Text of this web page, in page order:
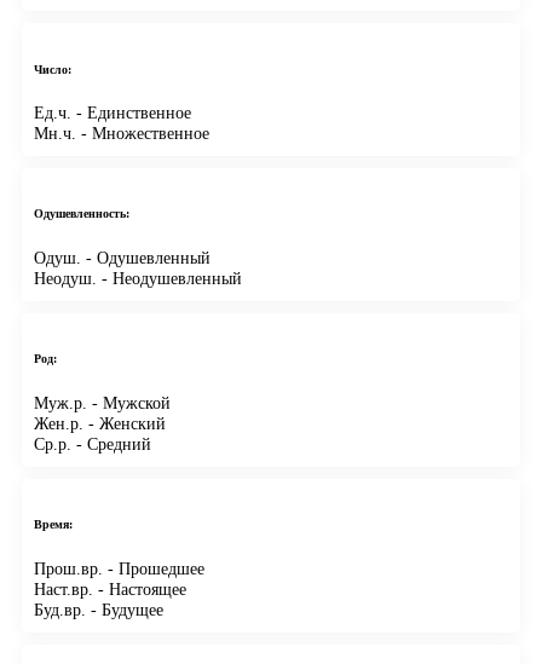
Число:
Ед.ч. - Единственное
Мн.ч. - Множественное
Одушевленность:
Одуш. - Одушевленный
Неодуш. - Неодушевленный
Род:
Муж.р. - Мужской
Жен.р. - Женский
Ср.р. - Средний
Время:
Прош.вр. - Прошедшее
Наст.вр. - Настоящее
Буд.вр. - Будущее